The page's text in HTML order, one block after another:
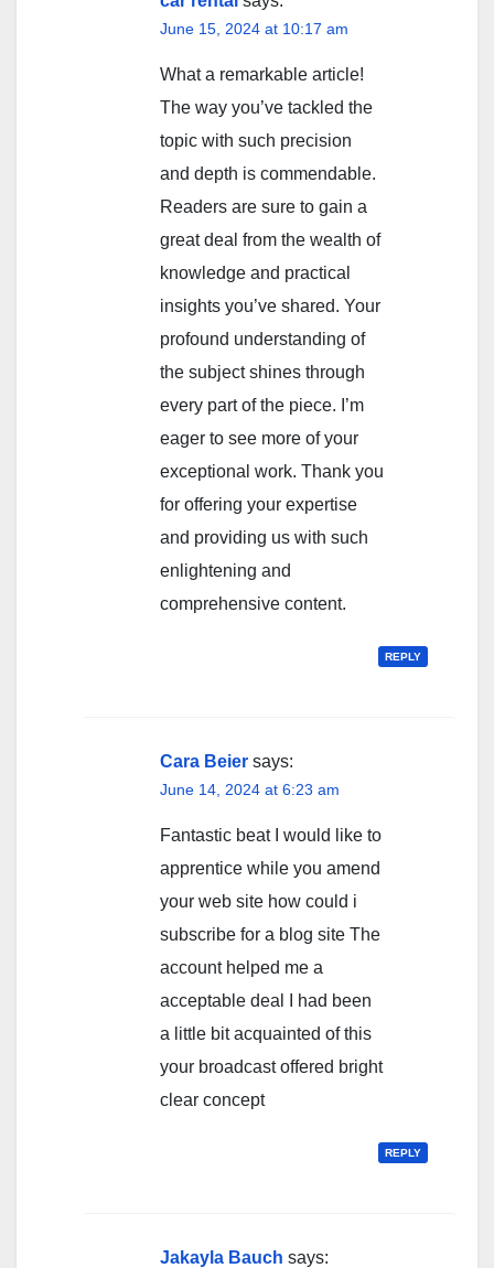
June 15, 2024 at 10:17 am
What a remarkable article!
The way you’ve tackled the
topic with such precision
and depth is commendable.
Readers are sure to gain a
great deal from the wealth of
knowledge and practical
insights you’ve shared. Your
profound understanding of
the subject shines through
every part of the piece. I’m
eager to see more of your
exceptional work. Thank you
for offering your expertise
and providing us with such
enlightening and
comprehensive content.
REPLY
Cara Beier says:
June 14, 2024 at 6:23 am
Fantastic beat I would like to
apprentice while you amend
your web site how could i
subscribe for a blog site The
account helped me a
acceptable deal I had been
a little bit acquainted of this
your broadcast offered bright
clear concept
REPLY
Jakayla Bauch says: